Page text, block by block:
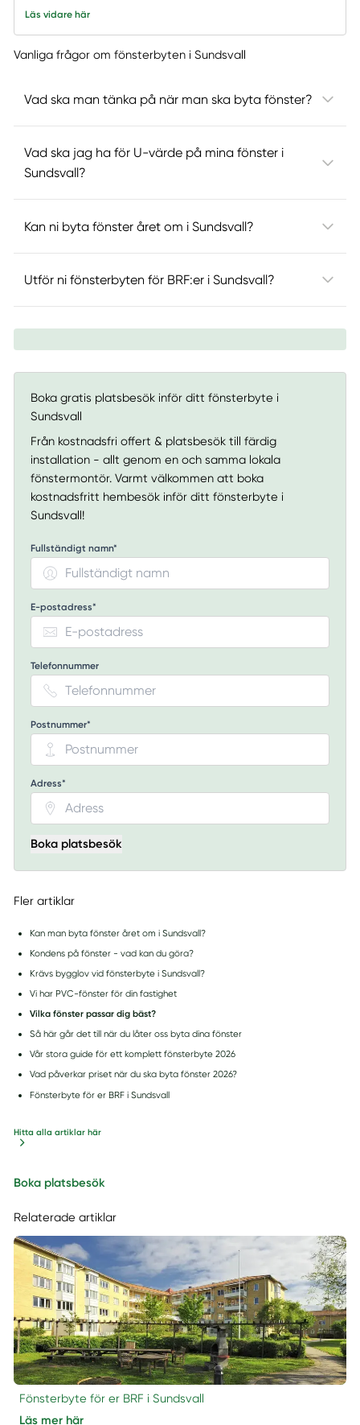
Läs vidare här
Vanliga frågor om fönsterbyten i Sundsvall
Vad ska man tänka på när man ska byta fönster?
Vad ska jag ha för U-värde på mina fönster i
Sundsvall?
Kan ni byta fönster året om i Sundsvall?
Utför ni fönsterbyten för BRF:er i Sundsvall?
Boka gratis platsbesök inför ditt fönsterbyte i
Sundsvall
Från kostnadsfri offert & platsbesök till färdig
installation - allt genom en och samma lokala
fönstermontör. Varmt välkommen att boka
kostnadsfritt hembesök inför ditt fönsterbyte i
Sundsvall!
Fullständigt namn*
E-postadress*
Telefonnummer
Postnummer*
Adress*
Boka platsbesök
Fler artiklar
Kan man byta fönster året om i Sundsvall?
Kondens på fönster - vad kan du göra?
Krävs bygglov vid fönsterbyte i Sundsvall?
Vi har PVC-fönster för din fastighet
Vilka fönster passar dig bäst?
Så här går det till när du låter oss byta dina fönster
Vår stora guide för ett komplett fönsterbyte 2026
Vad påverkar priset när du ska byta fönster 2026?
Fönsterbyte för er BRF i Sundsvall
Hitta alla artiklar här
Boka platsbesök
Relaterade artiklar
Fönsterbyte för er BRF i Sundsvall
Läs mer här